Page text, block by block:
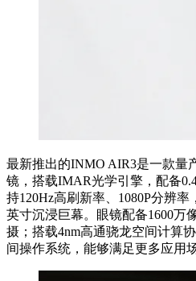
最新推出的INMO AIR3是一款量
镜，搭载IMAR光学引擎，配备
持120Hz高刷新率、1080P分辨率
英寸沉浸巨幕。眼镜配备1600万
摄；搭载4nm高通骁龙空间计算
间操作系统，能够满足更多应用